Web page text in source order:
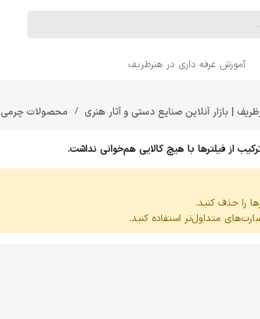
آموزش غرفه داری در هنرظریف
| بازار آنلاین صنایع دستی و آثار هنری محصولات چرمی
از فیلترها با هیچ کالایی هم‌خوانی نداشت.
را حذف کنید.
متداول‌تر استفاده کنید.